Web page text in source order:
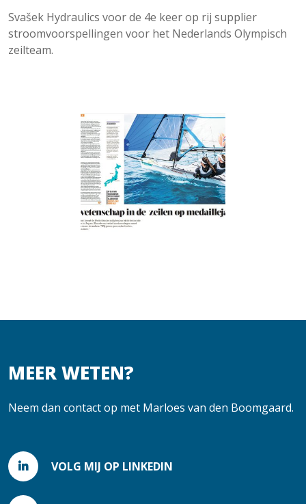
Svašek Hydraulics voor de 4e keer op rij supplier
stroomvoorspellingen voor het Nederlands Olympisch
zeilteam.
MEER WETEN?
Neem dan contact op met Marloes van den Boomgaard.
VOLG MIJ OP LINKEDIN